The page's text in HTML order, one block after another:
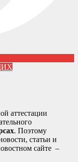
аттестации
. Поэтому
статьи и
сайте –